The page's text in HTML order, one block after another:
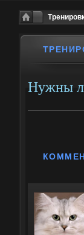
Нужны